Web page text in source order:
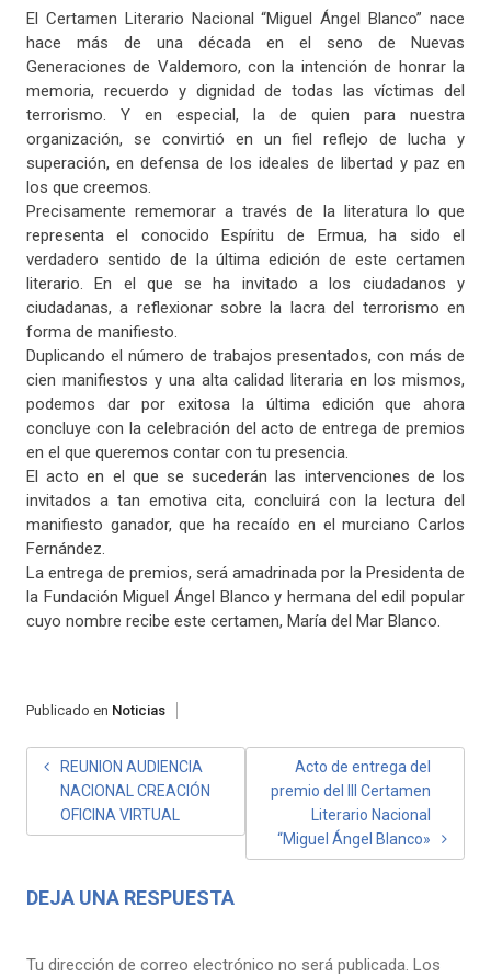
El Certamen Literario Nacional “Miguel Ángel Blanco” nace
hace más de una década en el seno de Nuevas
Generaciones de Valdemoro, con la intención de honrar la
memoria, recuerdo y dignidad de todas las víctimas del
terrorismo. Y en especial, la de quien para nuestra
organización, se convirtió en un fiel reflejo de lucha y
superación, en defensa de los ideales de libertad y paz en
los que creemos.
Precisamente rememorar a través de la literatura lo que
representa el conocido Espíritu de Ermua, ha sido el
verdadero sentido de la última edición de este certamen
literario. En el que se ha invitado a los ciudadanos y
ciudadanas, a reflexionar sobre la lacra del terrorismo en
forma de manifiesto.
Duplicando el número de trabajos presentados, con más de
cien manifiestos y una alta calidad literaria en los mismos,
podemos dar por exitosa la última edición que ahora
concluye con la celebración del acto de entrega de premios
en el que queremos contar con tu presencia.
El acto en el que se sucederán las intervenciones de los
invitados a tan emotiva cita, concluirá con la lectura del
manifiesto ganador, que ha recaído en el murciano Carlos
Fernández.
La entrega de premios, será amadrinada por la Presidenta de
la Fundación Miguel Ángel Blanco y hermana del edil popular
cuyo nombre recibe este certamen, María del Mar Blanco.
Publicado en Noticias
NAVEGACIÓN
ENTRADAS
REUNION AUDIENCIA
NACIONAL CREACIÓN
OFICINA VIRTUAL
Acto de entrega del
premio del III Certamen
Literario Nacional
“Miguel Ángel Blanco»
DEJA UNA RESPUESTA
Tu dirección de correo electrónico no será publicada. Los